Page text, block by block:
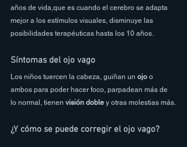
años de vida,que es cuando el cerebro se adapta
mejor a los estímulos visuales, disminuye las
posibilidades terapéuticas hasta los 10 años.
Síntomas del ojo vago
Los niños tuercen la cabeza, guiñan un ojo o
ambos para poder hacer foco, parpadean más de
lo normal, tienen visión doble y otras molestias más.
¿Y cómo se puede corregir el ojo vago?